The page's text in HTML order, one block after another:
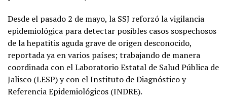
Desde el pasado 2 de mayo, la SSJ reforzó la vigilancia
epidemiológica para detectar posibles casos sospechosos
de la hepatitis aguda grave de origen desconocido,
reportada ya en varios países; trabajando de manera
coordinada con el Laboratorio Estatal de Salud Pública de
Jalisco (LESP) y con el Instituto de Diagnóstico y
Referencia Epidemiológicos (INDRE).